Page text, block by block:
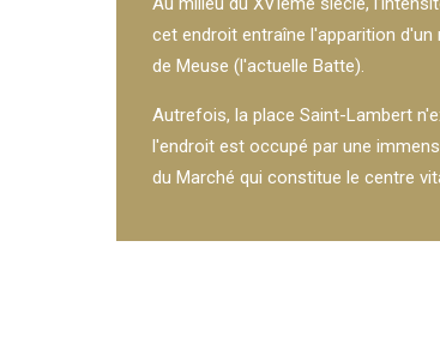
cet endroit entraîne l'apparition d'un
de Meuse (l'actuelle Batte).
Autrefois, la place Saint-Lambert
l'endroit est occupé par une
du Marché qui constitue le centre